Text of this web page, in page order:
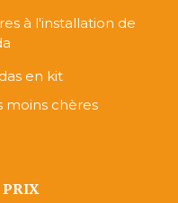
à l'installation de
en kit
moins chères
PRIX